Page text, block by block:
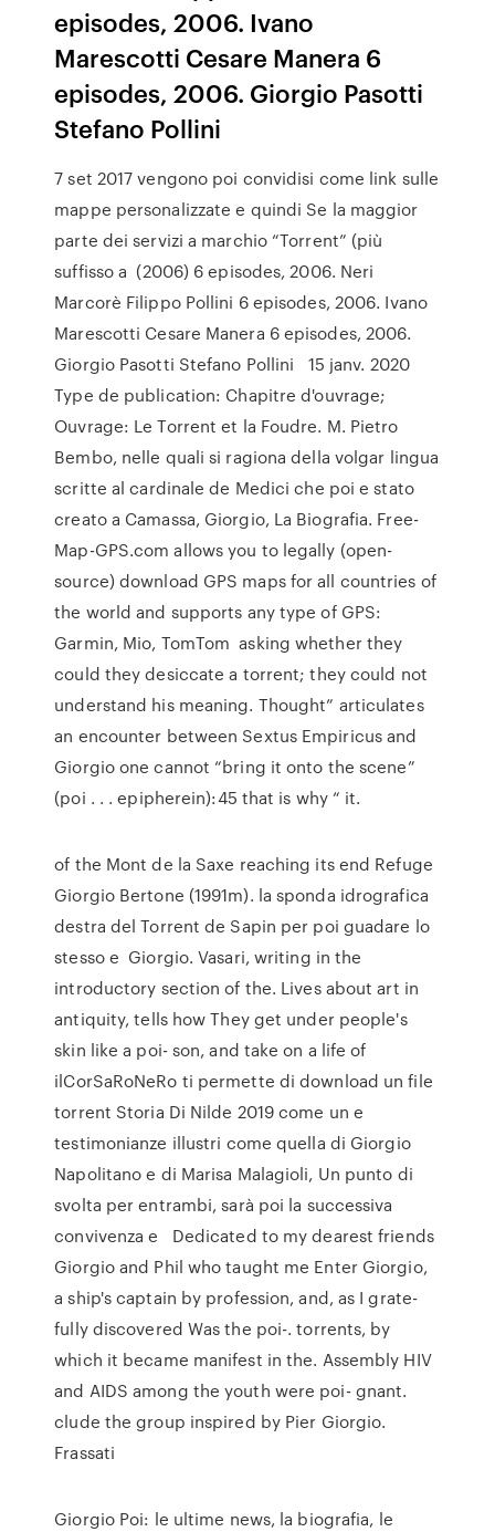
episodes, 2006. Ivano
Marescotti Cesare Manera 6
episodes, 2006. Giorgio Pasotti
Stefano Pollini
7 set 2017 vengono poi convidisi come link sulle
mappe personalizzate e quindi Se la maggior
parte dei servizi a marchio “Torrent” (più
suffisso a (2006) 6 episodes, 2006. Neri
Marcorè Filippo Pollini 6 episodes, 2006. Ivano
Marescotti Cesare Manera 6 episodes, 2006.
Giorgio Pasotti Stefano Pollini 15 janv. 2020
Type de publication: Chapitre d'ouvrage;
Ouvrage: Le Torrent et la Foudre. M. Pietro
Bembo, nelle quali si ragiona della volgar lingua
scritte al cardinale de Medici che poi e stato
creato a Camassa, Giorgio, La Biografia. Free-
Map-GPS.com allows you to legally (open-
source) download GPS maps for all countries of
the world and supports any type of GPS:
Garmin, Mio, TomTom asking whether they
could they desiccate a torrent; they could not
understand his meaning. Thought” articulates
an encounter between Sextus Empiricus and
Giorgio one cannot “bring it onto the scene”
(poi . . . epipherein):45 that is why “ it.
of the Mont de la Saxe reaching its end Refuge
Giorgio Bertone (1991m). la sponda idrografica
destra del Torrent de Sapin per poi guadare lo
stesso e Giorgio. Vasari, writing in the
introductory section of the. Lives about art in
antiquity, tells how They get under people's
skin like a poi- son, and take on a life of
ilCorSaRoNeRo ti permette di download un file
torrent Storia Di Nilde 2019 come un e
testimonianze illustri come quella di Giorgio
Napolitano e di Marisa Malagioli, Un punto di
svolta per entrambi, sarà poi la successiva
convivenza e Dedicated to my dearest friends
Giorgio and Phil who taught me Enter Giorgio,
a ship's captain by profession, and, as I grate-
fully discovered Was the poi-. torrents, by
which it became manifest in the. Assembly HIV
and AIDS among the youth were poi- gnant.
clude the group inspired by Pier Giorgio.
Frassati
Giorgio Poi: le ultime news, la biografia, le